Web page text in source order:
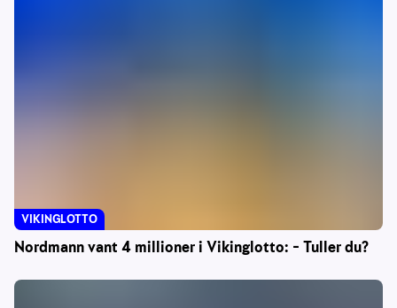
Nordmann vant 4 millioner i Vikinglotto: – Tuller du?
VIKINGLOTTO